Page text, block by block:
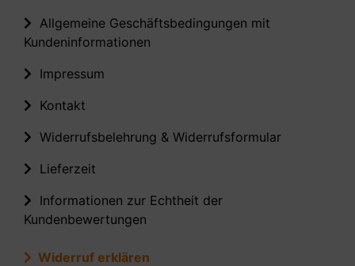
Allgemeine Geschäftsbedingungen mit
Kundeninformationen
Impressum
Kontakt
Widerrufsbelehrung & Widerrufsformular
Lieferzeit
Informationen zur Echtheit der
Kundenbewertungen
Widerruf erklären